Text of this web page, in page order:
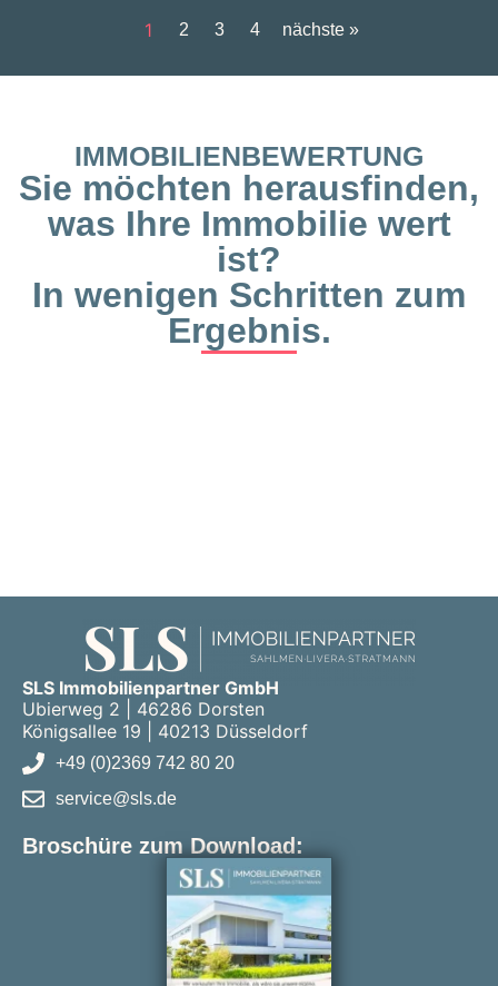
1 2 3 4 nächste »
IMMOBILIENBEWERTUNG
Sie möchten herausfinden,
was Ihre Immobilie wert
ist?
In wenigen Schritten zum
Ergebnis.
SLS Immobilienpartner GmbH
Ubierweg 2 | 46286 Dorsten
Königsallee 19 | 40213 Düsseldorf
+49 (0)2369 742 80 20
service@sls.de
Broschüre zum Download: